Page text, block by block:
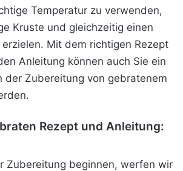
Temperatur zu verwenden,
Kruste und gleichzeitig einen
Mit dem richtigen Rezept
Anleitung können auch Sie ein
der Zubereitung von gebratenem
Rezept und Anleitung:
Zubereitung beginnen, werfen wir